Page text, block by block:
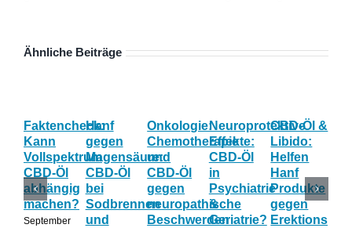
Ähnliche Beiträge
Faktencheck:
Kann
Vollspektrum
CBD-Öl
abhängig
machen?
September
Hanf
gegen
Magensäure:
CBD-Öl
bei
Sodbrennen
und
Onkologie:
Chemotherapie
und
CBD-Öl
gegen
neuropathische
Beschwerden
Neuroprotektive
Effekte:
CBD-Öl
in
Psychiatrie
&
Geriatrie?
CBD-Öl &
Libido:
Helfen
Hanf
Produkte
gegen